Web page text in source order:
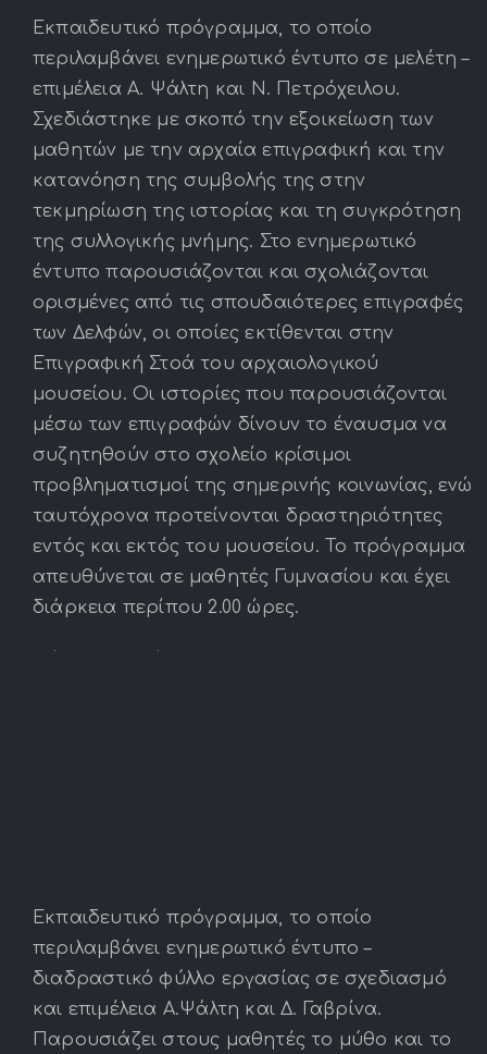
Εκπαιδευτικό πρόγραμμα, το οποίο
περιλαμβάνει ενημερωτικό έντυπο σε μελέτη –
επιμέλεια Α. Ψάλτη και Ν. Πετρόχειλου.
Σχεδιάστηκε με σκοπό την εξοικείωση των
μαθητών με την αρχαία επιγραφική και την
κατανόηση της συμβολής της στην
τεκμηρίωση της ιστορίας και τη συγκρότηση
της συλλογικής μνήμης. Στο ενημερωτικό
έντυπο παρουσιάζονται και σχολιάζονται
ορισμένες από τις σπουδαιότερες επιγραφές
των Δελφών, οι οποίες εκτίθενται στην
Επιγραφική Στοά του αρχαιολογικού
μουσείου. Οι ιστορίες που παρουσιάζονται
μέσω των επιγραφών δίνουν το έναυσμα να
συζητηθούν στο σχολείο κρίσιμοι
προβληματισμοί της σημερινής κοινωνίας, ενώ
ταυτόχρονα προτείνονται δραστηριότητες
εντός και εκτός του μουσείου. Το πρόγραμμα
απευθύνεται σε μαθητές Γυμνασίου και έχει
διάρκεια περίπου 2.00 ώρες.
Εκπαιδευτικό πρόγραμμα, το οποίο
περιλαμβάνει ενημερωτικό έντυπο –
διαδραστικό φύλλο εργασίας σε σχεδιασμό
και επιμέλεια Α.Ψάλτη και Δ. Γαβρίνα.
Παρουσιάζει στους μαθητές το μύθο και το